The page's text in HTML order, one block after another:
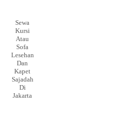
Sewa
Kursi
Atau
Sofa
Lesehan
Dan
Kapet
Sajadah
Di
Jakarta